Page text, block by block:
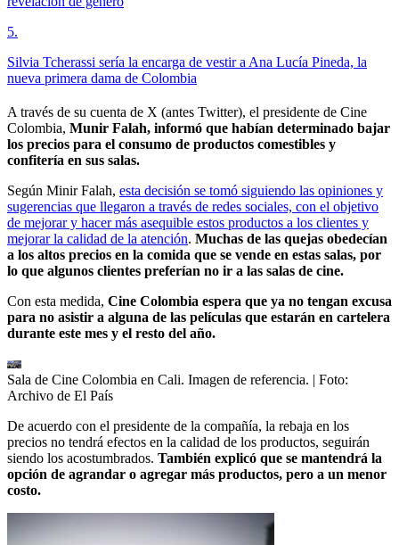
5.
Silvia Tcherassi sería la encarga de vestir a Ana Lucía Pineda, la
nueva primera dama de Colombia
A través de su cuenta de X (antes Twitter), el presidente de Cine
Colombia, Munir Falah, informó que habían determinado bajar
los precios para el consumo de productos comestibles y
confitería en sus salas.
Según Minir Falah, esta decisión se tomó siguiendo las opiniones y
sugerencias que llegaron a través de redes sociales, con el objetivo
de mejorar y hacer más asequible estos productos a los clientes y
mejorar la calidad de la atención. Muchas de las quejas obedecían
a los altos precios en la comida que se vende en estas salas, por
lo que algunos clientes preferían no ir a las salas de cine.
Con esta medida, Cine Colombia espera que ya no tengan excusa
para no asistir a alguna de las películas que estarán en cartelera
durante este mes y el resto del año.
Sala de Cine Colombia en Cali. Imagen de referencia. | Foto:
Archivo de El País
De acuerdo con el presidente de la compañía, la rebaja en los
precios no tendrá efectos en la calidad de los productos, seguirán
siendo los acostumbrados. También explicó que se mantendrá la
opción de agrandar o agregar más productos, pero a un menor
costo.